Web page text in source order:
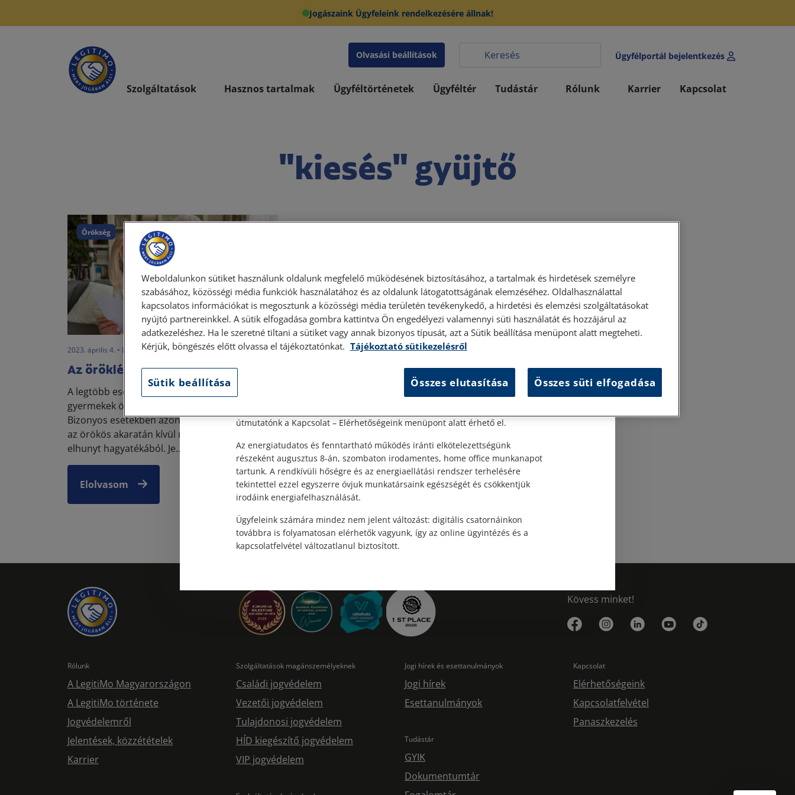
Jogászaink Ügyfeleink rendelkezésére állnak!
Olvasási beállítások Ügyfélportál bejelentkezés
Szolgáltatások Hasznos tartalmak Ügyféltörténetek Ügyféltér Tudástár Rólunk Karrier Kapcsolat
"kiesés" gyüjtő
Örökség
2023. április 4. • LegitiMoadmin
Az öröklésből való kiesés esetei
A legtöbb esetben egyértelműnek tűnik, hogy a
gyermekek örökölnek szüleik halála esetén.
Bizonyos esetekben azonban előfordul, hogy
az örökös akaratán kívül nem részesül az
elhunyt hagyatékából. Je...
Elolvasom
Kövess minket!
Rólunk
A LegitiMo Magyarországon
A LegitiMo története
Jogvédelemről
Jelentések, közzétételek
Karrier
Szolgáltatások magánszemélyeknek
Családi jogvédelem
Vezetői jogvédelem
Tulajdonosi jogvédelem
HÍD kiegészítő jogvédelem
VIP jogvédelem
Jogi hírek és esettanulmányok
Jogi hírek
Esettanulmányok
Tudástár
GYIK
Dokumentumtár
Kapcsolat
Elérhetőségeink
Kapcsolatfelvétel
Panaszkezelés
Személyes ügyfélfogadás
Személyes ügyfélszolgálatunk telefonon történő előzetes időpontegyeztetés
után, szerdai napokon érhető el.
útmutatónk a Kapcsolat – Elérhetőségeink menüpont alatt érhető el.
Az energiatudatos és fenntartható működés iránti elkötelezettségünk
részeként augusztus 8-án, szombaton irodamentes, home office munkanapot
tartunk. A rendkívüli hőségre és az energiaellátási rendszer terhelésére
tekintettel ezzel egyszerre óvjuk munkatársaink egészségét és csökkentjük
irodáink energiafelhasználását.
Ügyfeleink számára mindez nem jelent változást: digitális csatornáinkon
továbbra is folyamatosan elérhetők vagyunk, így az online ügyintézés és a
kapcsolatfelvétel változatlanul biztosított.
Weboldalunkon sütiket használunk oldalunk megfelelő működésének biztosításához, a tartalmak és hirdetések személyre
szabásához, közösségi média funkciók használatához és az oldalunk látogatottságának elemzéséhez. Oldalhasználattal
kapcsolatos információkat is megosztunk a közösségi média területén tevékenykedő, a hirdetési és elemzési szolgáltatásokat
nyújtó partnereinkkel. A sütik elfogadása gombra kattintva Ön engedélyezi valamennyi süti használatát és hozzájárul az
adatkezeléshez. Ha le szeretné tiltani a sütiket vagy annak bizonyos típusát, azt a Sütik beállítása menüpont alatt megteheti.
Kérjük, böngészés előtt olvassa el tájékoztatónkat. Tájékoztató sütikezelésről
Sütik beállítása Összes elutasítása Összes süti elfogadása